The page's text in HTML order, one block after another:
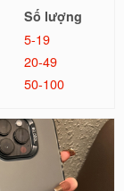
Số lượng
5-19
20-49
50-100